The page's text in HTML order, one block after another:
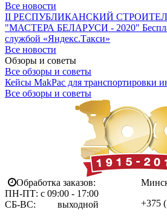
Все новости
II РЕСПУБЛИКАНСКИЙ
"МАСТЕРА БЕЛАРУСИ - 2020"
службой «Яндекс.Такси»
Все новости
Обзоры и советы
Все обзоры и советы
Кейсы MakPac для транспортировки
Все обзоры и советы
Обработка заказов:
ПН-ПТ: с 09:00 - 17:00
СБ-ВС: выходной
+375